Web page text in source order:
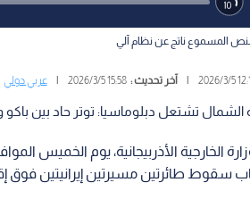
المسموع ناتج عن نظام آلي
12:15
| آخر تحديث :15:58 2026/3/5
| عربي دولي
الشمال تشتعل دبلوماسيا: توتر حاد بين
سقوط طائرتين مسيرتين إيرانيتين فوق